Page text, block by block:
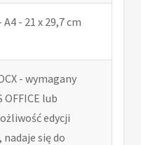
A4 - 21 x 29,7 cm
- wymagany
lub
edycji
się do